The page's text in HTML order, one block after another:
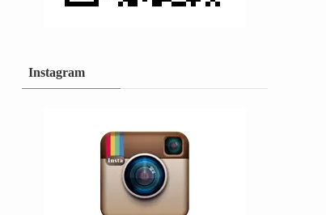
Instagram